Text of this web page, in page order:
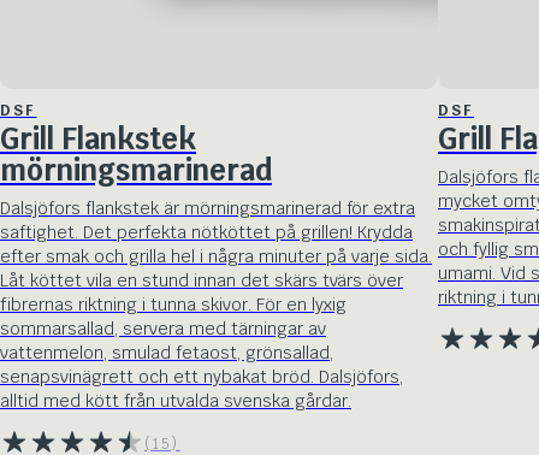
DSF
Grill Flankstek
mörningsmarinerad
Dalsjöfors flankstek är mörningsmarinerad för extra
saftighet. Det perfekta nötköttet på grillen! Krydda
efter smak och grilla hel i några minuter på varje sida.
Låt köttet vila en stund innan det skärs tvärs över
fibrernas riktning i tunna skivor. För en lyxig
sommarsallad, servera med tärningar av
vattenmelon, smulad fetaost, grönsallad,
senapsvinägrett och ett nybakat bröd. Dalsjöfors,
alltid med kött från utvalda svenska gårdar.
(15)
DSF
Grill
Dalsjöfors
mycket
och fyllig
umami. Vid
riktning i